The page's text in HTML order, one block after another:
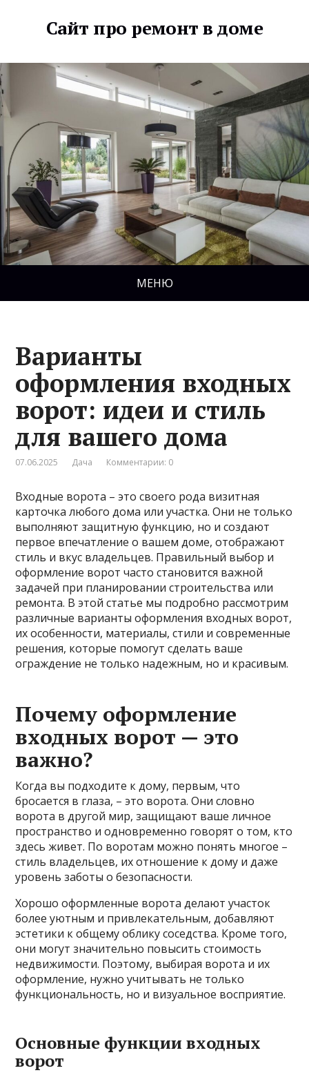
Сайт про ремонт в доме
МЕНЮ
Варианты
оформления входных
ворот: идеи и стиль
для вашего дома
07.06.2025 Дача Комментарии: 0
Входные ворота – это своего рода визитная
карточка любого дома или участка. Они не только
выполняют защитную функцию, но и создают
первое впечатление о вашем доме, отображают
стиль и вкус владельцев. Правильный выбор и
оформление ворот часто становится важной
задачей при планировании строительства или
ремонта. В этой статье мы подробно рассмотрим
различные варианты оформления входных ворот,
их особенности, материалы, стили и современные
решения, которые помогут сделать ваше
ограждение не только надежным, но и красивым.
Почему оформление
входных ворот — это
важно?
Когда вы подходите к дому, первым, что
бросается в глаза, – это ворота. Они словно
ворота в другой мир, защищают ваше личное
пространство и одновременно говорят о том, кто
здесь живет. По воротам можно понять многое –
стиль владельцев, их отношение к дому и даже
уровень заботы о безопасности.
Хорошо оформленные ворота делают участок
более уютным и привлекательным, добавляют
эстетики к общему облику соседства. Кроме того,
они могут значительно повысить стоимость
недвижимости. Поэтому, выбирая ворота и их
оформление, нужно учитывать не только
функциональность, но и визуальное восприятие.
Основные функции входных
ворот